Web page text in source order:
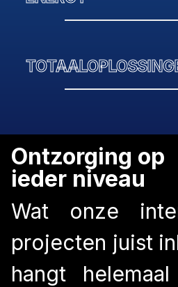
Ontzorging op
ieder niveau
Wat onze
projecten juist
hangt